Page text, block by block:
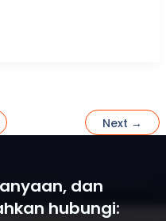
Next →
dan
hubungi: